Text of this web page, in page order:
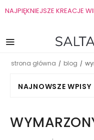
NAJPIĘKNIEJSZE KREACJE
strona główna / blog /
NAJNOWSZE WPISY